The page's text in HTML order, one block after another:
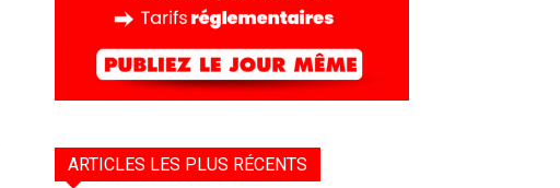
ARTICLES LES PLUS RÉCENTS